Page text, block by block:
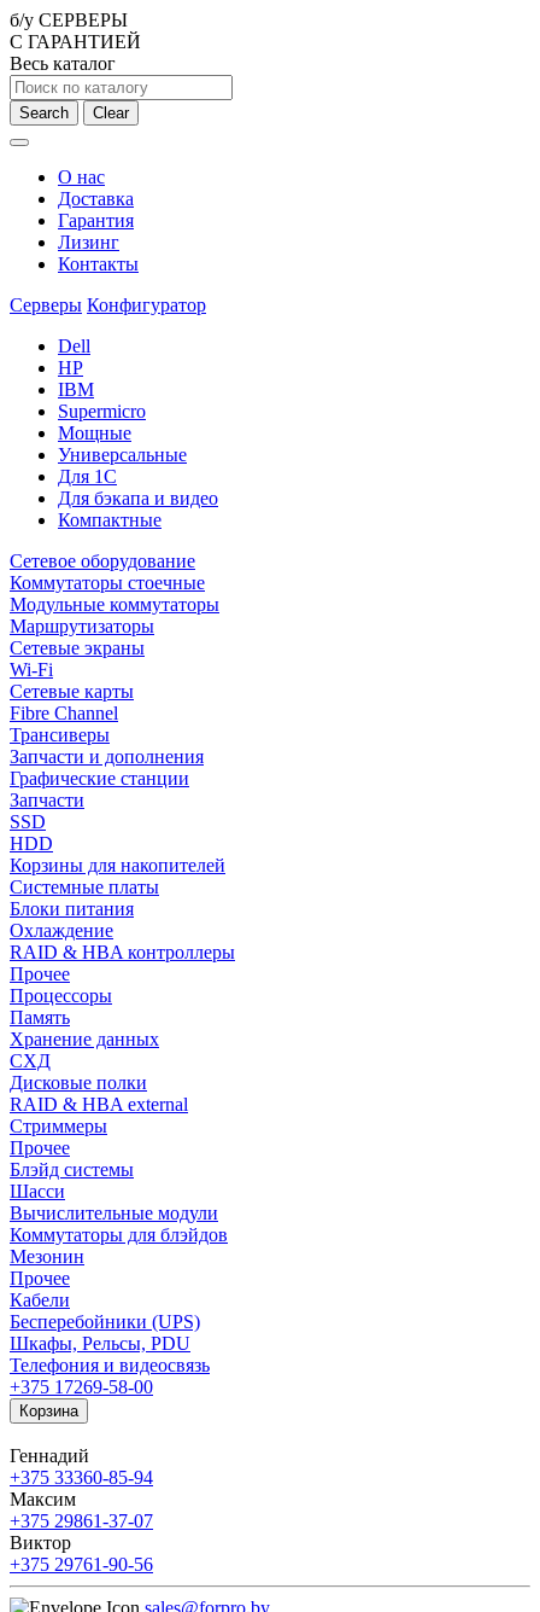
б/у СЕРВЕРЫ
С ГАРАНТИЕЙ
Весь каталог
Search Clear
О нас
Доставка
Гарантия
Лизинг
Контакты
Серверы Конфигуратор
Dell
HP
IBM
Supermicro
Мощные
Универсальные
Для 1С
Для бэкапа и видео
Компактные
Сетевое оборудование
Коммутаторы стоечные
Модульные коммутаторы
Маршрутизаторы
Сетевые экраны
Wi-Fi
Сетевые карты
Fibre Channel
Трансиверы
Запчасти и дополнения
Графические станции
Запчасти
SSD
HDD
Корзины для накопителей
Системные платы
Блоки питания
Охлаждение
RAID & HBA контроллеры
Прочее
Процессоры
Память
Хранение данных
СХД
Дисковые полки
RAID & HBA external
Стриммеры
Прочее
Блэйд системы
Шасси
Вычислительные модули
Коммутаторы для блэйдов
Мезонин
Прочее
Кабели
Бесперебойники (UPS)
Шкафы, Рельсы, PDU
Телефония и видеосвязь
+375 17269-58-00
Корзина
Геннадий
+375 33360-85-94
Максим
+375 29861-37-07
Виктор
+375 29761-90-56
sales@forpro.by